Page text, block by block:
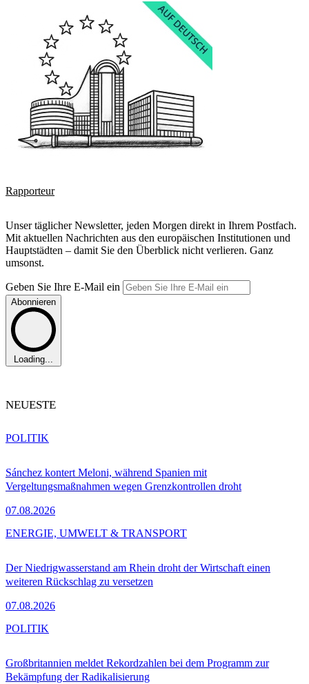
Rapporteur
Unser täglicher Newsletter, jeden Morgen direkt in Ihrem Postfach.
Mit aktuellen Nachrichten aus den europäischen Institutionen und
Hauptstädten – damit Sie den Überblick nicht verlieren. Ganz
umsonst.
Geben Sie Ihre E-Mail ein
Abonnieren
Loading...
NEUESTE
Sánchez kontert Meloni, während Spanien mit
Vergeltungsmaßnahmen wegen Grenzkontrollen droht
07.08.2026
POLITIK
Der Niedrigwasserstand am Rhein droht der Wirtschaft einen
weiteren Rückschlag zu versetzen
07.08.2026
ENERGIE, UMWELT & TRANSPORT
Großbritannien meldet Rekordzahlen bei dem Programm zur
Bekämpfung der Radikalisierung
POLITIK